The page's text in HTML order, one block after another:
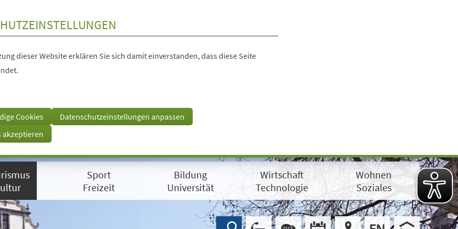
dieser Website erklären Sie sich damit einverstanden, dass diese Seite
Cookies
Datenschutzeinstellungen anpassen
akzeptieren
Sport
Freizeit
Bildung
Universität
Wirtschaft
Technologie
Wohnen
Soziales